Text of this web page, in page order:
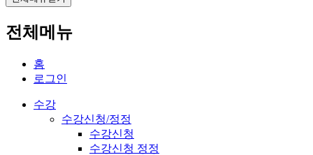
전체메뉴
홈
로그인
수강
수강신청/정정
수강신청
수강신청 정정